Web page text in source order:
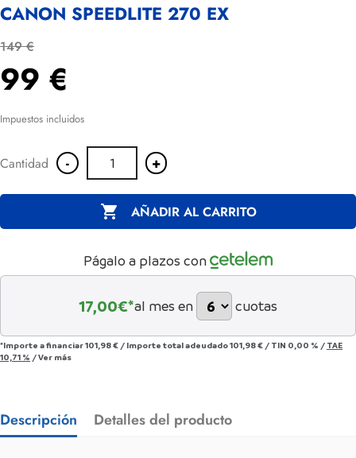
CANON SPEEDLITE 270 EX
149 €
99 €
Impuestos incluidos
Cantidad - +
 AÑADIR AL CARRITO
Págalo a plazos con
17,00€*al mes en cuotas
*Importe a financiar101,98 € / Importe total adeudado101,98 € / TIN 0,00 % / TAE
10,71 % /Ver más
Descripción Detalles del producto